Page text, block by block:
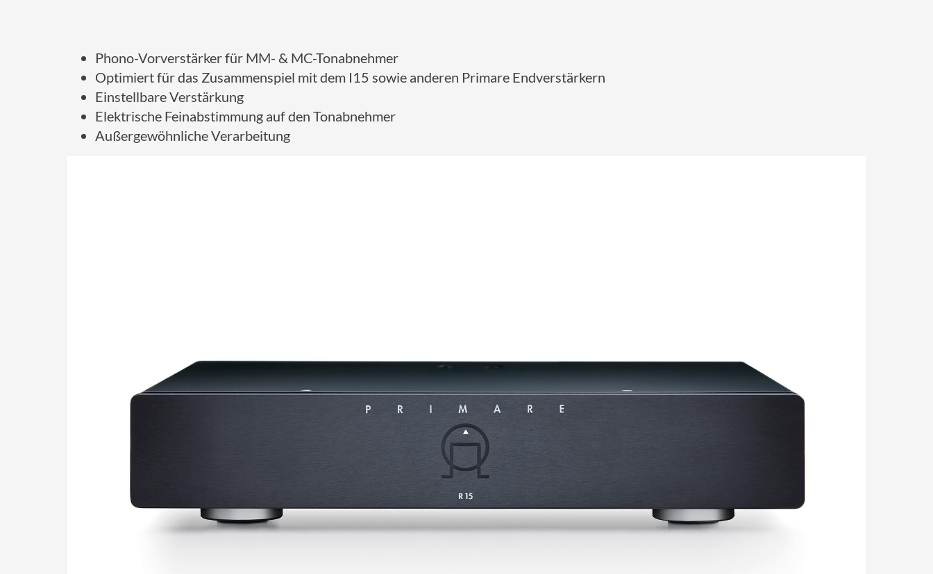
Phono-Vorverstärker für MM- & MC-Tonabnehmer
Optimiert für das Zusammenspiel mit dem I15 sowie anderen Primare Endverstärkern
Einstellbare Verstärkung
Elektrische Feinabstimmung auf den Tonabnehmer
Außergewöhnliche Verarbeitung